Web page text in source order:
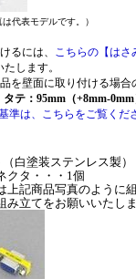
代表モデルです。）
るには、 こちらの【はさ
します。
を壁面に取り付ける場
テ：95mm（+8mm-0mm
は、こちらをご覧くださ
白塗装ステンレス製
クタ・・・1個
上記商品写真のよう
立てをお願いいたしま